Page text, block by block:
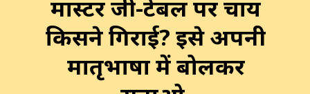
मास्टर जी-टेबल पर चाय
किसने गिराई? इसे अपनी
मातृभाषा में बोलकर